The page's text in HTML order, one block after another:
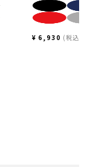
¥ 6,930 税込